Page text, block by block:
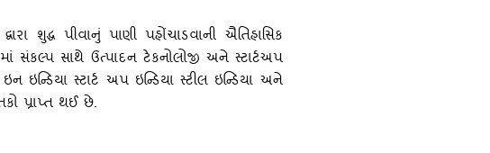
શુદ્ધ પીવાનું પાણી પહોંચાડવાની ઐતિહાસિક
સંકલ્‍પ સાથે ઉત્‍પાદન ટેકનોલોજી અને સ્‍ટાર્ટઅપ
સ્‍ટાર્ટ અપ ઇન્‍ડિયા સ્‍ટીલ ઇન્‍ડિયા અને
પ્રાપ્ત થઈ છે.